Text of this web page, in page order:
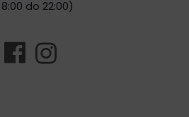
do 22:00)